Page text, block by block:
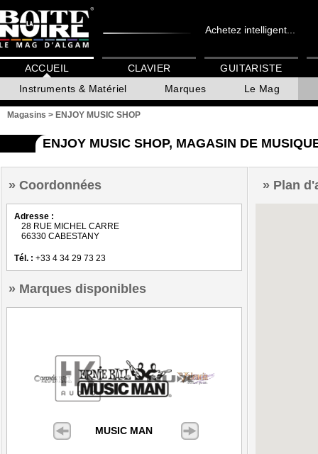
Achetez intelligent...
ACCUEIL
Instruments & Matériel
Marques Le Mag
CLAVIER GUITARISTE
Magasins > ENJOY MUSIC SHOP
ENJOY MUSIC SHOP, MAGASIN DE
Coordonnées
Adresse :
28 RUE MICHEL CARRE
66330 CABESTANY
Tél. : +33 4 34 29 73 23
Marques disponibles
MUSIC MAN
Plan